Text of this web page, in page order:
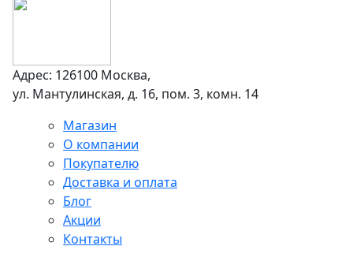
Адрес: 126100 Москва,
ул. Мантулинская, д. 16, пом. 3, комн. 14
Магазин
О компании
Покупателю
Доставка и оплата
Блог
Акции
Контакты